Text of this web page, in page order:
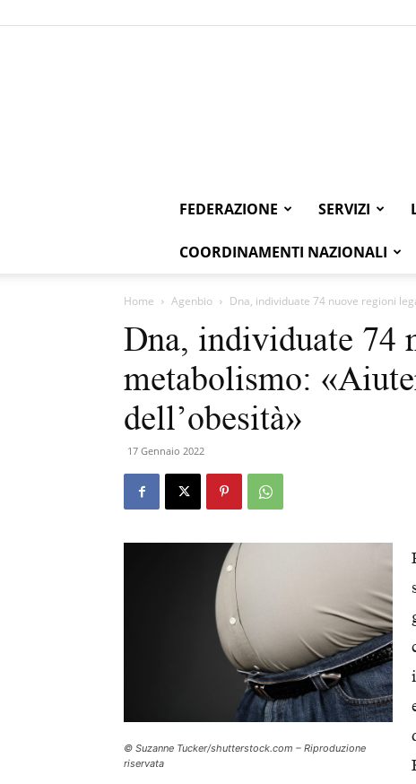
FEDERAZIONE SERVIZI
COORDINAMENTI NAZIONALI
Home Agenbio Dna, individuate 74 nuove regioni
Dna, individuate 74
metabolismo:
dell’obesità»
17 Gennaio 2022
© Suzanne Tucker/shutterstock.com – Riproduzione
riservata